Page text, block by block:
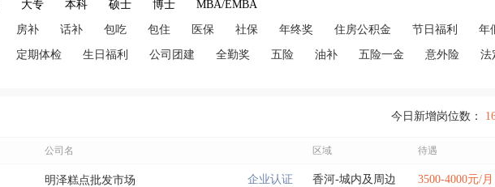
大专 本科 硕士 博士 MBA/EMBA
房补 话补 包吃 包住 医保 社保 年终奖 住房公积金 节日福利 年
定期体检 生日福利 公司团建 全勤奖 五险 油补 五险一金 意外险 法
今日新增岗位数：
公司名 区域 待遇
明泽糕点批发市场 企业认证 香河-城内及周边 3500-4000元/月